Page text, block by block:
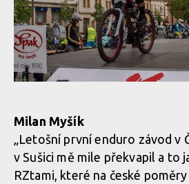
Milan Myšík
„Letošní první enduro závod v
v Sušici mě mile překvapil a to
RZtami, které na české